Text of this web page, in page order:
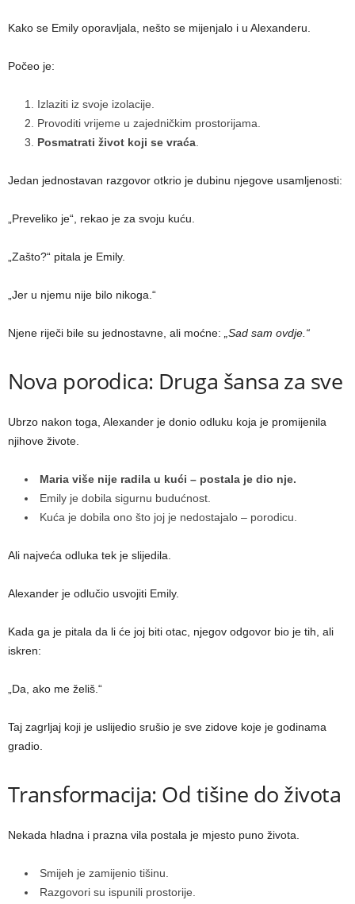
Kako se Emily oporavljala, nešto se mijenjalo i u Alexanderu.
Počeo je:
Izlaziti iz svoje izolacije.
Provoditi vrijeme u zajedničkim prostorijama.
Posmatrati život koji se vraća
Jedan jednostavan razgovor otkrio je dubinu njegove usamljenosti:
„Preveliko je“, rekao je za svoju kuću.
„Zašto?“ pitala je Emily.
„Jer u njemu nije bilo nikoga.“
Njene riječi bile su jednostavne, ali moćne: „Sad sam ovdje.“
Nova porodica: Druga šansa za sve
Ubrzo nakon toga, Alexander je donio odluku koja je promijenila
njihove živote.
Maria više nije radila u kući – postala je dio nje.
Emily je dobila sigurnu budućnost.
Kuća je dobila ono što joj je nedostajalo – porodicu.
Ali najveća odluka tek je slijedila.
Alexander je odlučio usvojiti Emily.
Kada ga je pitala da li će joj biti otac, njegov odgovor bio je tih, ali
iskren:
„Da, ako me želiš.“
Taj zagrljaj koji je uslijedio srušio je sve zidove koje je godinama
gradio.
Transformacija: Od tišine do života
Nekada hladna i prazna vila postala je mjesto puno života.
Smijeh je zamijenio tišinu.
Razgovori su ispunili prostorije.